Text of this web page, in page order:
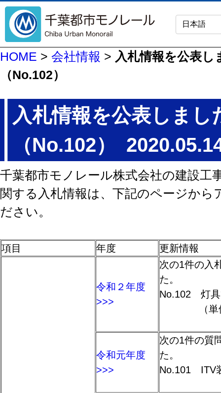
HOME > 会社情報 > 入札情報を公表し
（No.102）
入札情報を公表しまし
（No.102）
千葉都市モノレール株式会社の建設工
関する入札情報は、下記のページから
ださい。
項目 年度 更新情報
令和２年度
>>>
次の1件の入
た。
No.102 灯具
（単価
令和元年度
>>>
次の1件の質
た。
No.101 ITV